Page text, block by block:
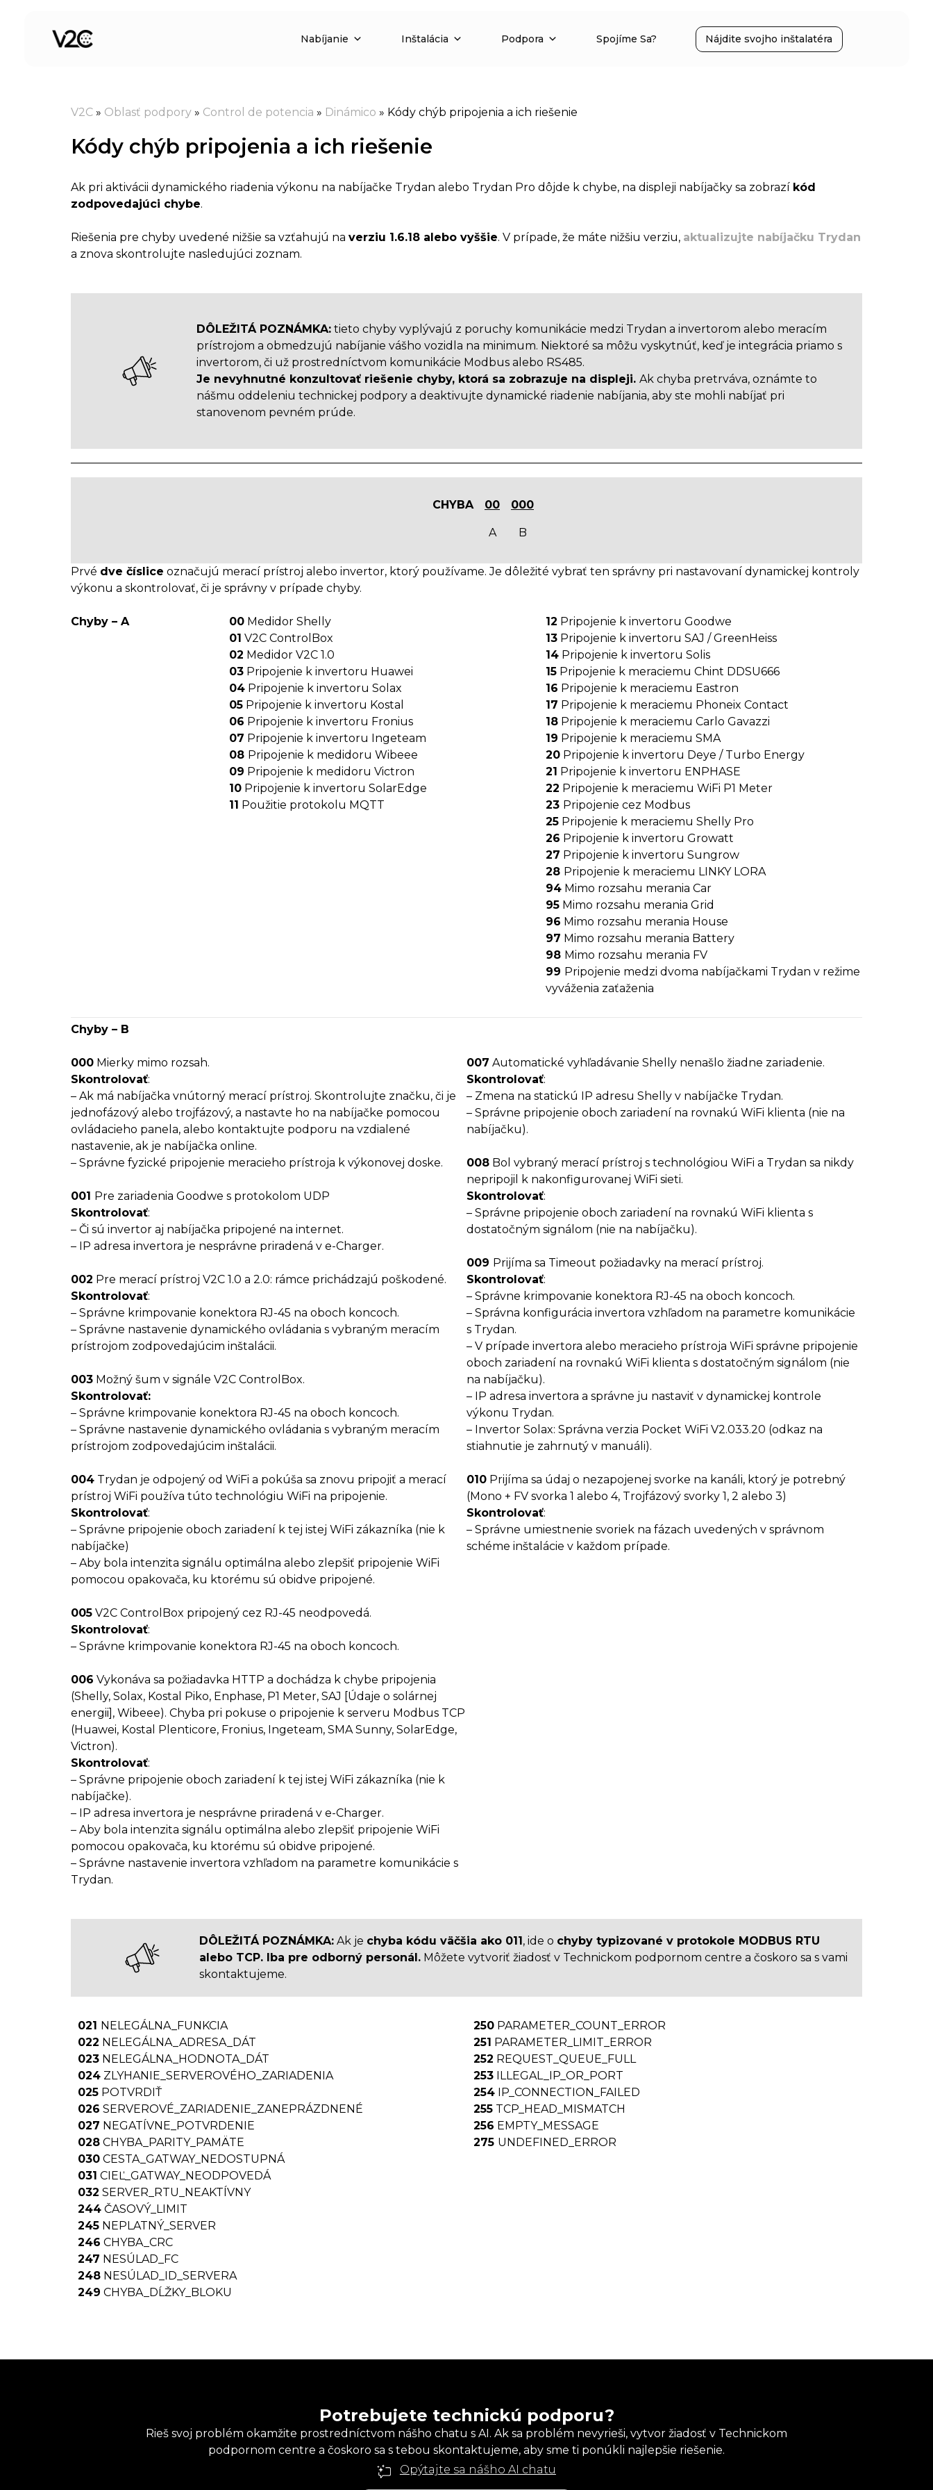
Nabíjanie Inštalácia Podpora Spojíme Sa? Nájdite svojho inštalatéra
V2C » Oblasť podpory » Control de potencia » Dinámico » Kódy chýb pripojenia a ich riešenie
Kódy chýb pripojenia a ich riešenie
Ak pri aktivácii dynamického riadenia výkonu na nabíjačke Trydan alebo Trydan Pro dôjde k chybe, na displeji nabíjačky sa zobrazí kód
zodpovedajúci chybe.
Riešenia pre chyby uvedené nižšie sa vzťahujú na verziu 1.6.18 alebo vyššie. V prípade, že máte nižšiu verziu, aktualizujte nabíjačku Trydan
a znova skontrolujte nasledujúci zoznam.
DÔLEŽITÁ POZNÁMKA: tieto chyby vyplývajú z poruchy komunikácie medzi Trydan a invertorom alebo meracím
prístrojom a obmedzujú nabíjanie vášho vozidla na minimum. Niektoré sa môžu vyskytnúť, keď je integrácia priamo s
invertorom, či už prostredníctvom komunikácie Modbus alebo RS485.
Je nevyhnutné konzultovať riešenie chyby, ktorá sa zobrazuje na displeji. Ak chyba pretrváva, oznámte to
nášmu oddeleniu technickej podpory a deaktivujte dynamické riadenie nabíjania, aby ste mohli nabíjať pri
stanovenom pevném prúde.
CHYBA 00 000
A B
Prvé dve číslice označujú merací prístroj alebo invertor, ktorý používame. Je dôležité vybrať ten správny pri nastavovaní dynamickej kontroly
výkonu a skontrolovať, či je správny v prípade chyby.
Chyby – A 00 Medidor Shelly
01 V2C ControlBox
02 Medidor V2C 1.0
03 Pripojenie k invertoru Huawei
04 Pripojenie k invertoru Solax
05 Pripojenie k invertoru Kostal
06 Pripojenie k invertoru Fronius
07 Pripojenie k invertoru Ingeteam
08 Pripojenie k medidoru Wibeee
09 Pripojenie k medidoru Victron
10 Pripojenie k invertoru SolarEdge
11 Použitie protokolu MQTT
12 Pripojenie k invertoru Goodwe
13 Pripojenie k invertoru SAJ / GreenHeiss
14 Pripojenie k invertoru Solis
15 Pripojenie k meraciemu Chint DDSU666
16 Pripojenie k meraciemu Eastron
17 Pripojenie k meraciemu Phoneix Contact
18 Pripojenie k meraciemu Carlo Gavazzi
19 Pripojenie k meraciemu SMA
20 Pripojenie k invertoru Deye / Turbo Energy
21 Pripojenie k invertoru ENPHASE
22 Pripojenie k meraciemu WiFi P1 Meter
23 Pripojenie cez Modbus
25 Pripojenie k meraciemu Shelly Pro
26 Pripojenie k invertoru Growatt
27 Pripojenie k invertoru Sungrow
28 Pripojenie k meraciemu LINKY LORA
94 Mimo rozsahu merania Car
95 Mimo rozsahu merania Grid
96 Mimo rozsahu merania House
97 Mimo rozsahu merania Battery
98 Mimo rozsahu merania FV
99 Pripojenie medzi dvoma nabíjačkami Trydan v režime
vyváženia zaťaženia
Chyby – B
000 Mierky mimo rozsah.
Skontrolovať:
– Ak má nabíjačka vnútorný merací prístroj. Skontrolujte značku, či je
jednofázový alebo trojfázový, a nastavte ho na nabíjačke pomocou
ovládacieho panela, alebo kontaktujte podporu na vzdialené
nastavenie, ak je nabíjačka online.
– Správne fyzické pripojenie meracieho prístroja k výkonovej doske.
001 Pre zariadenia Goodwe s protokolom UDP
Skontrolovať:
– Či sú invertor aj nabíjačka pripojené na internet.
– IP adresa invertora je nesprávne priradená v e-Charger.
002 Pre merací prístroj V2C 1.0 a 2.0: rámce prichádzajú poškodené.
Skontrolovať:
– Správne krimpovanie konektora RJ-45 na oboch koncoch.
– Správne nastavenie dynamického ovládania s vybraným meracím
prístrojom zodpovedajúcim inštalácii.
003 Možný šum v signále V2C ControlBox.
Skontrolovať:
– Správne krimpovanie konektora RJ-45 na oboch koncoch.
– Správne nastavenie dynamického ovládania s vybraným meracím
prístrojom zodpovedajúcim inštalácii.
004 Trydan je odpojený od WiFi a pokúša sa znovu pripojiť a merací
prístroj WiFi používa túto technológiu WiFi na pripojenie.
Skontrolovať:
– Správne pripojenie oboch zariadení k tej istej WiFi zákazníka (nie k
nabíjačke)
– Aby bola intenzita signálu optimálna alebo zlepšiť pripojenie WiFi
pomocou opakovača, ku ktorému sú obidve pripojené.
005 V2C ControlBox pripojený cez RJ-45 neodpovedá.
Skontrolovať:
– Správne krimpovanie konektora RJ-45 na oboch koncoch.
006 Vykonáva sa požiadavka HTTP a dochádza k chybe pripojenia
(Shelly, Solax, Kostal Piko, Enphase, P1 Meter, SAJ [Údaje o solárnej
energii], Wibeee). Chyba pri pokuse o pripojenie k serveru Modbus TCP
(Huawei, Kostal Plenticore, Fronius, Ingeteam, SMA Sunny, SolarEdge,
Victron).
Skontrolovať:
– Správne pripojenie oboch zariadení k tej istej WiFi zákazníka (nie k
nabíjačke).
– IP adresa invertora je nesprávne priradená v e-Charger.
– Aby bola intenzita signálu optimálna alebo zlepšiť pripojenie WiFi
pomocou opakovača, ku ktorému sú obidve pripojené.
– Správne nastavenie invertora vzhľadom na parametre komunikácie s
Trydan.
007 Automatické vyhľadávanie Shelly nenašlo žiadne zariadenie.
Skontrolovať:
– Zmena na statickú IP adresu Shelly v nabíjačke Trydan.
– Správne pripojenie oboch zariadení na rovnakú WiFi klienta (nie na
nabíjačku).
008 Bol vybraný merací prístroj s technológiou WiFi a Trydan sa nikdy
nepripojil k nakonfigurovanej WiFi sieti.
Skontrolovať:
– Správne pripojenie oboch zariadení na rovnakú WiFi klienta s
dostatočným signálom (nie na nabíjačku).
009 Prijíma sa Timeout požiadavky na merací prístroj.
Skontrolovať:
– Správne krimpovanie konektora RJ-45 na oboch koncoch.
– Správna konfigurácia invertora vzhľadom na parametre komunikácie
s Trydan.
– V prípade invertora alebo meracieho prístroja WiFi správne pripojenie
oboch zariadení na rovnakú WiFi klienta s dostatočným signálom (nie
na nabíjačku).
– IP adresa invertora a správne ju nastaviť v dynamickej kontrole
výkonu Trydan.
– Invertor Solax: Správna verzia Pocket WiFi V2.033.20 (odkaz na
stiahnutie je zahrnutý v manuáli).
010 Prijíma sa údaj o nezapojenej svorke na kanáli, ktorý je potrebný
(Mono + FV svorka 1 alebo 4, Trojfázový svorky 1, 2 alebo 3)
Skontrolovať:
– Správne umiestnenie svoriek na fázach uvedených v správnom
schéme inštalácie v každom prípade.
DÔLEŽITÁ POZNÁMKA: Ak je chyba kódu väčšia ako 011, ide o chyby typizované v protokole MODBUS RTU
alebo TCP. Iba pre odborný personál. Môžete vytvoriť žiadosť v Technickom podpornom centre a čoskoro sa s vami
skontaktujeme.
021 NELEGÁLNA_FUNKCIA
022 NELEGÁLNA_ADRESA_DÁT
023 NELEGÁLNA_HODNOTA_DÁT
024 ZLYHANIE_SERVEROVÉHO_ZARIADENIA
025 POTVRDIŤ
026 SERVEROVÉ_ZARIADENIE_ZANEPRÁZDNENÉ
027 NEGATÍVNE_POTVRDENIE
028 CHYBA_PARITY_PAMÄTE
030 CESTA_GATWAY_NEDOSTUPNÁ
031 CIEĽ_GATWAY_NEODPOVEDÁ
032 SERVER_RTU_NEAKTÍVNY
244 ČASOVÝ_LIMIT
245 NEPLATNÝ_SERVER
246 CHYBA_CRC
247 NESÚLAD_FC
248 NESÚLAD_ID_SERVERA
249 CHYBA_DĹŽKY_BLOKU
250 PARAMETER_COUNT_ERROR
251 PARAMETER_LIMIT_ERROR
252 REQUEST_QUEUE_FULL
253 ILLEGAL_IP_OR_PORT
254 IP_CONNECTION_FAILED
255 TCP_HEAD_MISMATCH
256 EMPTY_MESSAGE
275 UNDEFINED_ERROR
Potrebujete technickú podporu?
Rieš svoj problém okamžite prostredníctvom nášho chatu s AI. Ak sa problém nevyrieši, vytvor žiadosť v Technickom
podpornom centre a čoskoro sa s tebou skontaktujeme, aby sme ti ponúkli najlepšie riešenie.
Opýtajte sa nášho AI chatu